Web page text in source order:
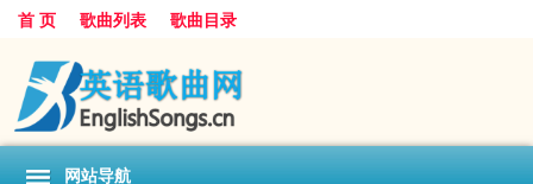
首 页 歌曲列表 歌曲目录
网站导航